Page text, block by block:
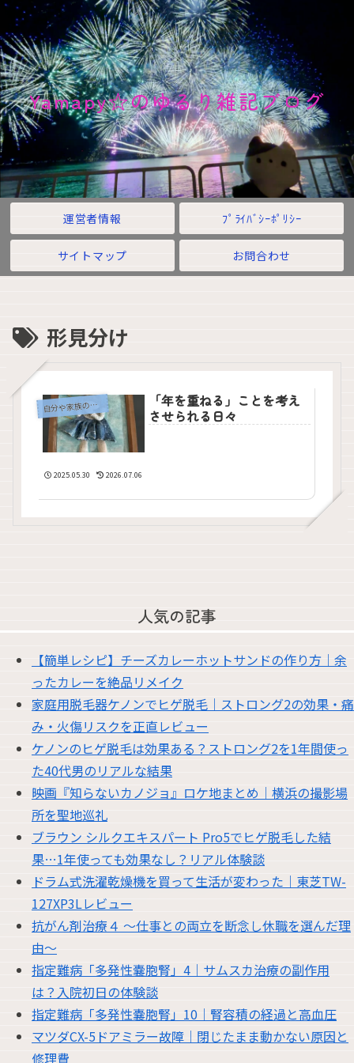
Yamapy☆のゆるり雑記ブログ
運営者情報 ﾌﾟﾗｲﾊﾞｼｰﾎﾟﾘｼｰ
サイトマップ お問合わせ
形見分け
自
分や家族のこと
「年を重ねる」ことを考え
させられる日々
2025.05.30 2026.07.06
人気の記事
【簡単レシピ】チーズカレーホットサンドの作り方｜余
ったカレーを絶品リメイク
家庭用脱毛器ケノンでヒゲ脱毛｜ストロング2の効果・痛
み・火傷リスクを正直レビュー
ケノンのヒゲ脱毛は効果ある？ストロング2を1年間使っ
た40代男のリアルな結果
映画『知らないカノジョ』ロケ地まとめ｜横浜の撮影場
所を聖地巡礼
ブラウン シルクエキスパート Pro5でヒゲ脱毛した結
果…1年使っても効果なし？リアル体験談
ドラム式洗濯乾燥機を買って生活が変わった｜東芝TW-
127XP3Lレビュー
抗がん剤治療４ 〜仕事との両立を断念し休職を選んだ理
由〜
指定難病「多発性嚢胞腎」4｜サムスカ治療の副作用
は？入院初日の体験談
指定難病「多発性嚢胞腎」10｜腎容積の経過と高血圧
マツダCX-5ドアミラー故障｜閉じたまま動かない原因と
修理費